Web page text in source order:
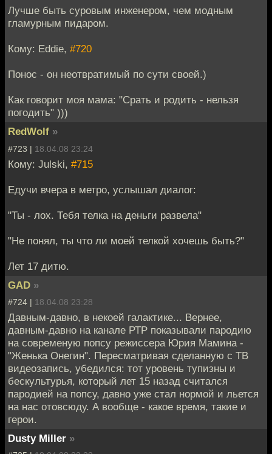
Лучше быть суровым инженером, чем модным
гламурным пидаром.
Кому: Eddie, #720
Понос - он неотвратимый по сути своей.)
Как говорит моя мама: "Срать и родить - нельзя
погодить" )))
RedWolf »
#723 | 18.04.08 23:24
Кому: Julski, #715
Едучи вчера в метро, услышал диалог:
"Ты - лох. Тебя телка на деньги развела"
"Не понял, ты что ли моей телкой хочешь быть?"
Лет 17 дитю.
GAD »
#724 | 18.04.08 23:28
Давным-давно, в некоей галактике... Вернее,
давным-давно на канале РТР показывали пародию
на современую попсу режиссера Юрия Мамина -
"Женька Онегин". Пересматривая сделанную с ТВ
видеозапись, убедился: тот уровень тупизны и
бескультурья, который лет 15 назад считался
пародией на попсу, давно уже стал нормой и льется
на нас отовсюду. А вообще - какое время, такие и
герои.
Dusty Miller »